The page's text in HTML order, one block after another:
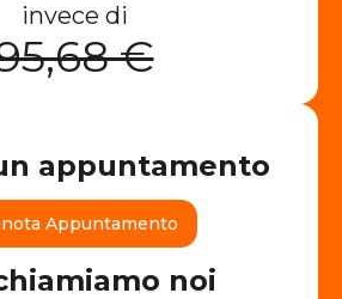
invece di
€
appuntamento
Appuntamento
noi